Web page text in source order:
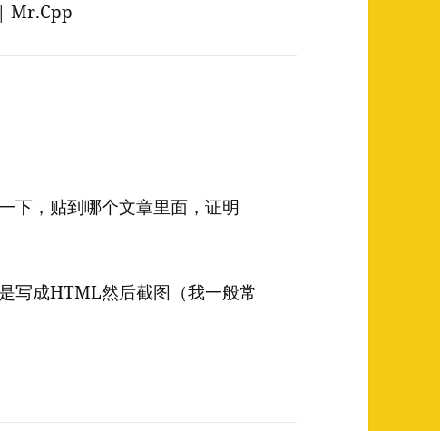
Mr.Cpp
下，贴到哪个文章里面，证明
写成HTML然后截图（我一般常